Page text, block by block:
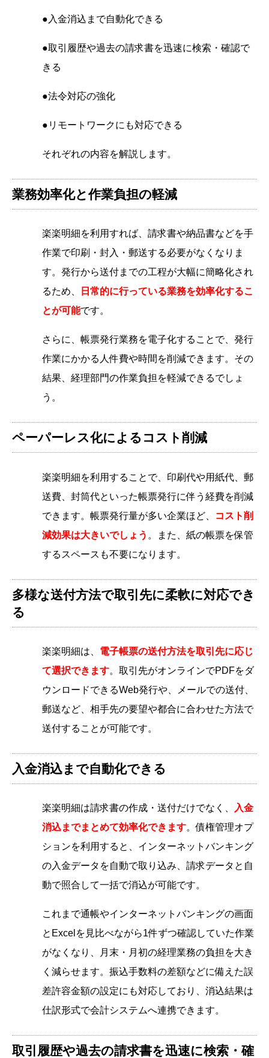
●入金消込まで自動化できる
●取引履歴や過去の請求書を迅速に検索・確認で
きる
●法令対応の強化
●リモートワークにも対応できる
それぞれの内容を解説します。
業務効率化と作業負担の軽減
楽楽明細を利用すれば、請求書や納品書などを手
作業で印刷・封入・郵送する必要がなくなりま
す。発行から送付までの工程が大幅に簡略化され
るため、
日常的に行っている業務を効率化するこ
とが可能です。
さらに、帳票発行業務を電子化することで、発行
作業にかかる人件費や時間を削減できます。その
結果、経理部門の作業負担を軽減できるでしょ
う。
ペーパーレス化によるコスト削減
楽楽明細を利用することで、印刷代や用紙代、郵
送費、封筒代といった帳票発行に伴う経費を削減
できます。帳票発行量が多い企業ほど、
コスト削
減効果は大きいでしょう 。また、紙の帳票を保管
するスペースも不要になります。
多様な送付方法で取引先に柔軟に対応でき
る
楽楽明細は、 電子帳票の送付方法を取引先に応じ
て選択できます。取引先がオンラインでPDFをダ
ウンロードできるWeb発行や、メールでの送付、
郵送など、相手先の要望や都合に合わせた方法で
送付することが可能です。
入金消込まで自動化できる
楽楽明細は請求書の作成・送付だけでなく、
入金
消込までまとめて効率化できます。債権管理オプ
ションを利用すると、インターネットバンキング
の入金データを自動で取り込み、請求データと自
動で照合して一括で消込が可能です。
これまで通帳やインターネットバンキングの画面
とExcelを見比べながら1件ずつ確認していた作業
がなくなり、月末・月初の経理業務の負担を大き
く減らせます。振込手数料の差額などに備えた誤
差許容金額の設定にも対応しており、消込結果は
仕訳形式で会計システムへ連携できます。
取引履歴や過去の請求書を迅速に検索・確